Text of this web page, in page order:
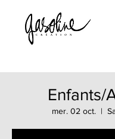
Enfants/
mer. 02 oct.
  |